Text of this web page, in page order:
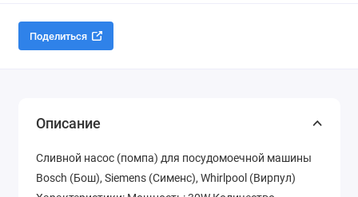
Поделиться
Описание
Сливной насос (помпа) для посудомоечной машины
Bosch (Бош), Siemens (Сименс), Whirlpool (Вирпул)